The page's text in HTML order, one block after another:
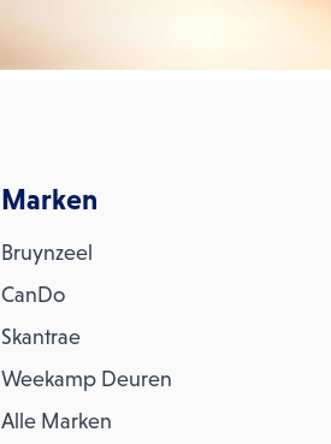
Marken
Bruynzeel
CanDo
Skantrae
Weekamp Deuren
Alle Marken